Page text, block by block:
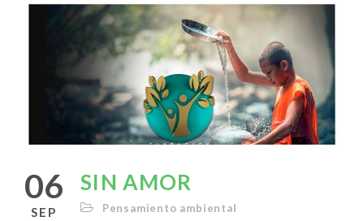
06
SEP
SIN AMOR
Pensamiento ambiental